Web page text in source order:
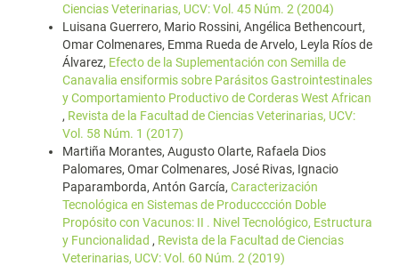
Ciencias Veterinarias, UCV: Vol. 45 Núm. 2 (2004)
Luisana Guerrero, Mario Rossini, Angélica Bethencourt,
Omar Colmenares, Emma Rueda de Arvelo, Leyla Ríos de
Álvarez, Efecto de la Suplementación con Semilla de
Canavalia ensiformis sobre Parásitos Gastrointestinales
y Comportamiento Productivo de Corderas West African
, Revista de la Facultad de Ciencias Veterinarias, UCV:
Vol. 58 Núm. 1 (2017)
Martiña Morantes, Augusto Olarte, Rafaela Dios
Palomares, Omar Colmenares, José Rivas, Ignacio
Paparamborda, Antón García, Caracterización
Tecnológica en Sistemas de Producccción Doble
Propósito con Vacunos: II . Nivel Tecnológico, Estructura
y Funcionalidad , Revista de la Facultad de Ciencias
Veterinarias, UCV: Vol. 60 Núm. 2 (2019)